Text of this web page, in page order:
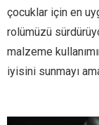
çocuklar için en
rolümüzü
malzeme
iyisini sunmayı